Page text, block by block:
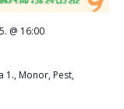
@ 16:00
1., Monor, Pest,